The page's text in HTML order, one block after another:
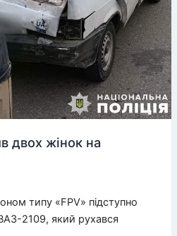
двох жінок на
типу «FPV» підступно
2109, який рухався